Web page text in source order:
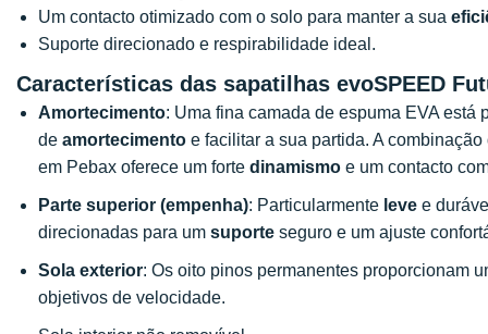
Um contacto otimizado com o solo para manter a sua
Suporte direcionado e respirabilidade ideal.
Características das sapatilhas evoSPEED
Amortecimento: Uma fina camada de espuma EVA
de amortecimento e facilitar a sua partida. A
em Pebax oferece um forte dinamismo e um contacto
Parte superior (empenha): Particularmente leve e
direcionadas para um suporte seguro e um ajuste
Sola exterior: Os oito pinos permanentes proporcionam
objetivos de velocidade.